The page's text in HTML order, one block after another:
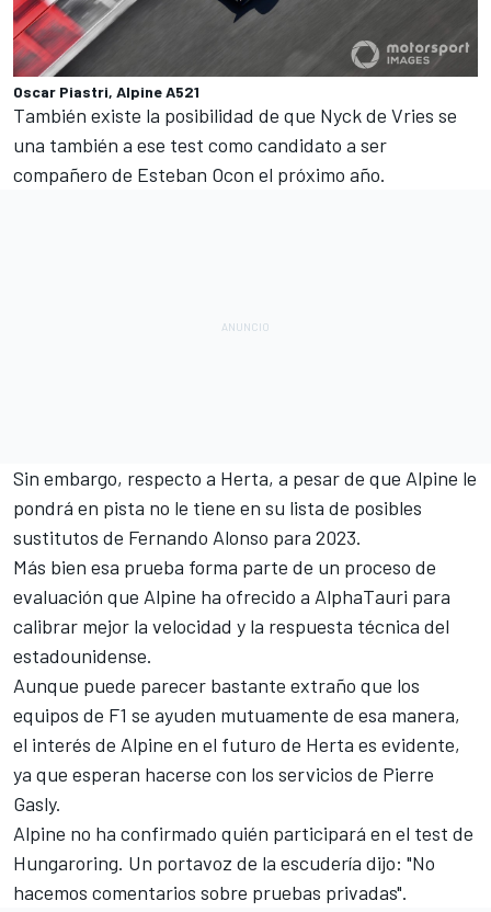
Oscar Piastri, Alpine A521
También existe la posibilidad de que Nyck de Vries se
una también a ese test como candidato a ser
compañero de Esteban Ocon el próximo año.
Sin embargo, respecto a Herta, a pesar de que Alpine le
pondrá en pista no le tiene en su lista de posibles
sustitutos de Fernando Alonso para 2023.
Más bien esa prueba forma parte de un proceso de
evaluación que Alpine ha ofrecido a AlphaTauri para
calibrar mejor la velocidad y la respuesta técnica del
estadounidense.
Aunque puede parecer bastante extraño que los
equipos de F1 se ayuden mutuamente de esa manera,
el interés de Alpine en el futuro de Herta es evidente,
ya que esperan hacerse con los servicios de Pierre
Gasly.
Alpine no ha confirmado quién participará en el test de
Hungaroring. Un portavoz de la escudería dijo: "No
hacemos comentarios sobre pruebas privadas".